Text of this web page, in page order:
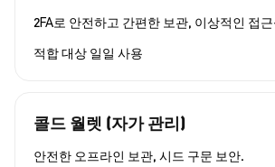
2FA로 안전하고 간편한 보관, 이상적인 접
적합 대상 일일 사용
콜드 월렛 (자가 관리)
안전한 오프라인 보관, 시드 구문 보안.